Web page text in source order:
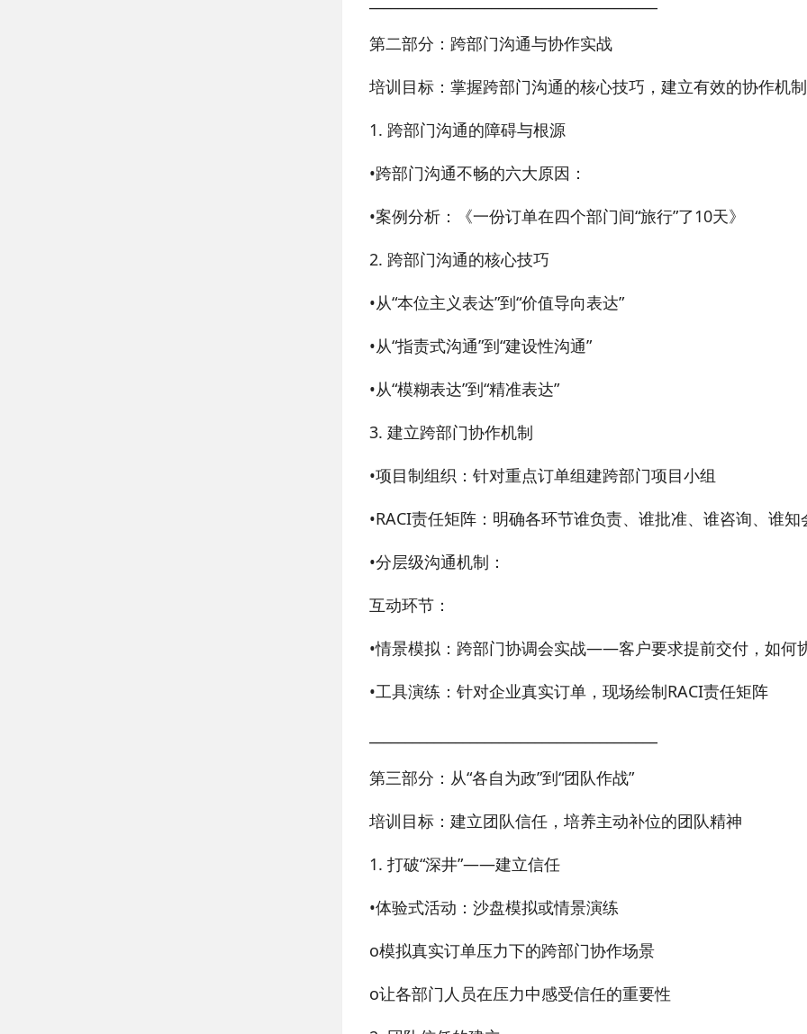
第二部分：跨部门沟通与协作实战
培训目标：掌握跨部门沟通的核心技巧，建立有效的协作机制
1. 跨部门沟通的障碍与根源
•跨部门沟通不畅的六大原因：
•案例分析：《一份订单在四个部门间“旅行”了10天》
2. 跨部门沟通的核心技巧
•从“本位主义表达”到“价值导向表达”
•从“指责式沟通”到“建设性沟通”
•从“模糊表达”到“精准表达”
3. 建立跨部门协作机制
•项目制组织：针对重点订单组建跨部门项目小组
•RACI责任矩阵：明确各环节谁负责、谁批准、谁咨询、谁知
•分层级沟通机制：
互动环节：
•情景模拟：跨部门协调会实战——客户要求提前交付，如何
•工具演练：针对企业真实订单，现场绘制RACI责任矩阵
第三部分：从“各自为政”到“团队作战”
培训目标：建立团队信任，培养主动补位的团队精神
1. 打破“深井”——建立信任
•体验式活动：沙盘模拟或情景演练
o模拟真实订单压力下的跨部门协作场景
o让各部门人员在压力中感受信任的重要性